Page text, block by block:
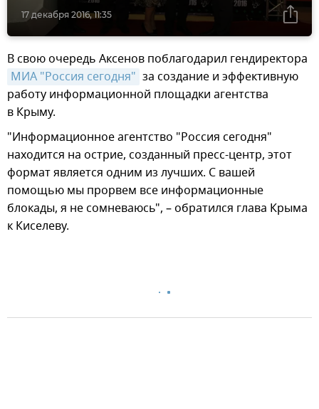
17 декабря 2016, 11:35
В свою очередь Аксенов поблагодарил гендиректора
МИА "Россия сегодня" за создание и эффективную
работу информационной площадки агентства
в Крыму.
"Информационное агентство "Россия сегодня"
находится на острие, созданный пресс-центр, этот
формат является одним из лучших. С вашей
помощью мы прорвем все информационные
блокады, я не сомневаюсь", – обратился глава Крыма
к Киселеву.